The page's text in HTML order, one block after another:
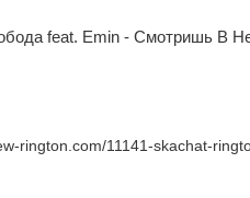
feat. Emin - Смотришь В
rington.com/11141-skachat-